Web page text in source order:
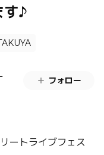
す♪
フォロー
ートライブフェス